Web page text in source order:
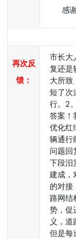
感
再次反
馈：
市长大
复还是
大所致
短了次
行。2
答案！
优化红
辆通行
问题回
下段汨
建成，
的对接
路网结
势，促
义，道
但是每